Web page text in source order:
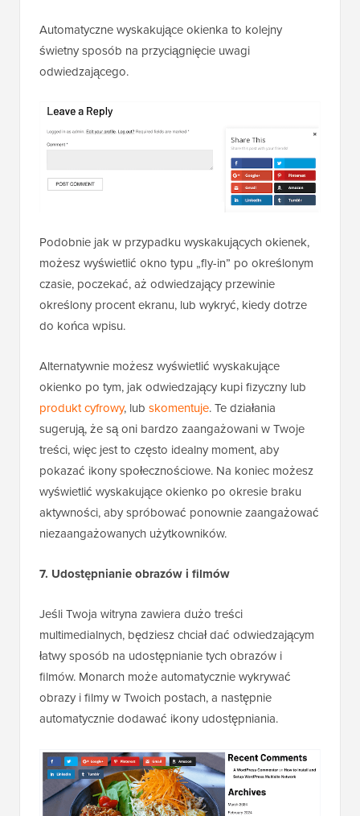
Automatyczne wyskakujące okienka to kolejny
świetny sposób na przyciągnięcie uwagi
odwiedzającego.
Podobnie jak w przypadku wyskakujących okienek,
możesz wyświetlić okno typu „fly-in” po określonym
czasie, poczekać, aż odwiedzający przewinie
określony procent ekranu, lub wykryć, kiedy dotrze
do końca wpisu.
Alternatywnie możesz wyświetlić wyskakujące
okienko po tym, jak odwiedzający kupi fizyczny lub
produkt cyfrowy, lub skomentuje. Te działania
sugerują, że są oni bardzo zaangażowani w Twoje
treści, więc jest to często idealny moment, aby
pokazać ikony społecznościowe. Na koniec możesz
wyświetlić wyskakujące okienko po okresie braku
aktywności, aby spróbować ponownie zaangażować
niezaangażowanych użytkowników.
7. Udostępnianie obrazów i filmów
Jeśli Twoja witryna zawiera dużo treści
multimedialnych, będziesz chciał dać odwiedzającym
łatwy sposób na udostępnianie tych obrazów i
filmów. Monarch może automatycznie wykrywać
obrazy i filmy w Twoich postach, a następnie
automatycznie dodawać ikony udostępniania.